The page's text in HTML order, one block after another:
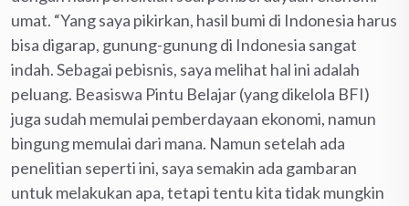
umat. “Yang saya pikirkan, hasil bumi di Indonesia harus
bisa digarap, gunung-gunung di Indonesia sangat
indah. Sebagai pebisnis, saya melihat hal ini adalah
peluang. Beasiswa Pintu Belajar (yang dikelola BFI)
juga sudah memulai pemberdayaan ekonomi, namun
bingung memulai dari mana. Namun setelah ada
penelitian seperti ini, saya semakin ada gambaran
untuk melakukan apa, tetapi tentu kita tidak mungkin